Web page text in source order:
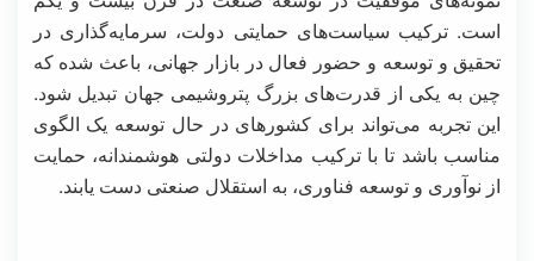
است. ترکیب سیاست‌های حمایتی دولت، سرمایه‌گذاری در
تحقیق و توسعه و حضور فعال در بازار جهانی، باعث شده که
چین به یکی از قدرت‌های بزرگ پتروشیمی جهان تبدیل شود.
این تجربه می‌تواند برای کشورهای در حال توسعه یک الگوی
مناسب باشد تا با ترکیب مداخلات دولتی هوشمندانه، حمایت
از نوآوری و توسعه فناوری، به استقلال صنعتی دست یابند.